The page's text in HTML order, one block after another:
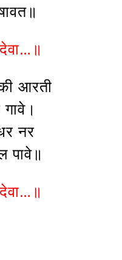
आरती
नर
पावे॥